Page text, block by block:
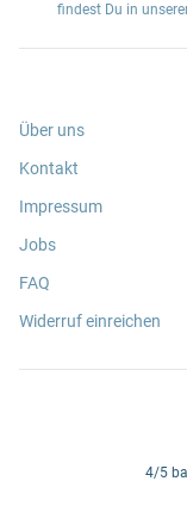
findest Du in
Über uns
Kontakt
Impressum
Jobs
FAQ
Widerruf einreichen
4/5